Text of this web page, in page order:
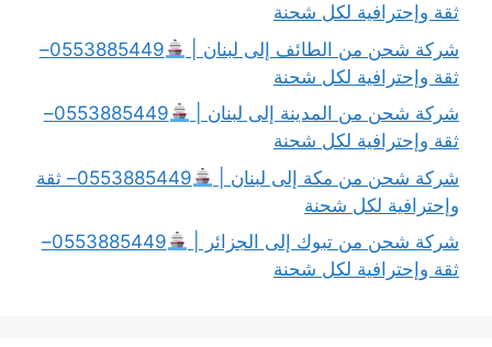
ثقة وإحترافية لكل شحنة
شركة شحن من الطائف إلى لبنان |
0553885449–
ثقة وإحترافية لكل شحنة
شركة شحن من المدينة إلى لبنان |
0553885449–
ثقة وإحترافية لكل شحنة
شركة شحن من مكة إلى لبنان |
0553885449– ثقة
وإحترافية لكل شحنة
شركة شحن من تبوك إلى الجزائر |
0553885449–
ثقة وإحترافية لكل شحنة